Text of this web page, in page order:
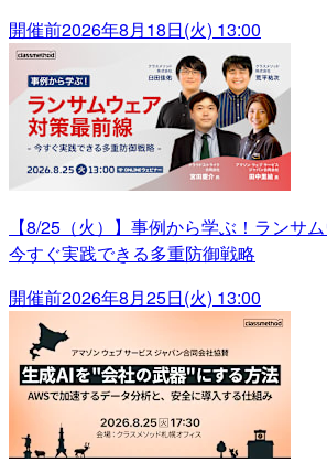
開催前2026年8月18日(火) 13:00
【8/25（火）】事例から学ぶ！ランサ
今すぐ実践できる多重防御戦略
開催前2026年8月25日(火) 13:00